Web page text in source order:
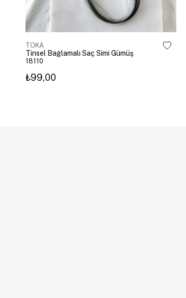
TOKA
Tinsel Bağlamalı Saç Simi Gümüş
18110
₺99,00